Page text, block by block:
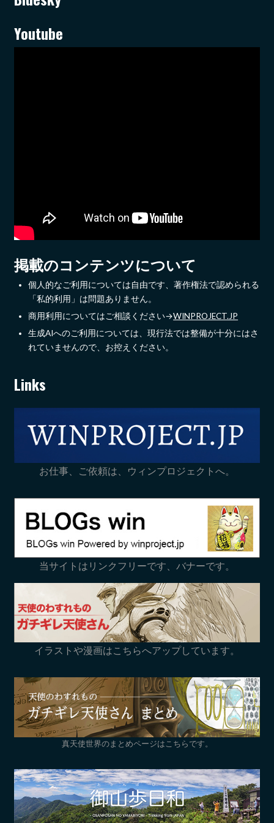
Youtube
掲載のコンテンツについて
個人的なご利用については自由です、著作権法で認められる
「私的利用」は問題ありません。
商用利用についてはご相談ください→WINPROJECT.JP
生成AIへのご利用については、現行法では整備が十分にはさ
れていませんので、お控えください。
Links
お仕事、ご依頼は、ウィンプロジェクトへ。
当サイトはリンクフリーです、バナーです。
イラストや漫画はこちらへアップしています。
真天使世界のまとめページはこちらです。